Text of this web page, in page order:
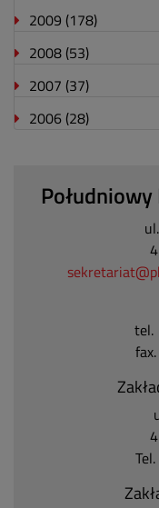
2009 (178)
2008 (53)
2007 (37)
2006 (28)
tel.
Tel.